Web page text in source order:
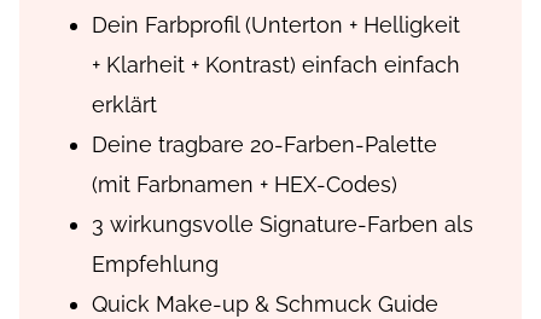
Dein Farbprofil (Unterton + Helligkeit
+ Klarheit + Kontrast) einfach einfach
erklärt
Deine tragbare 20-Farben-Palette
(mit Farbnamen + HEX-Codes)
3 wirkungsvolle Signature-Farben als
Empfehlung
Quick Make-up & Schmuck Guide